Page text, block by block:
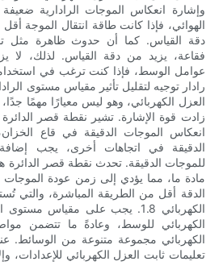
وإشارة انعكاس الموجات الرادارية
دقة القياس. كما أن حدوث ظاهرة مثل
فقاعة، يزيد من دقة القياس. لذلك، لا
عوامل الوسط، فإذا كنت ترغب في استخدامه
رادار توجيه لتقليل تأثير مقياس مستوى
العزل الكهربائي، وهو ليس معيارًا مهمًا جدًا،
زادت قوة الإشارة. تشير نقطة قصر
انعكاس الموجات الدقيقة في قاع
الدقيقة في اتجاهات أخرى، يجب
للموجات الدقيقة. تحدث نقطة قصر الدائرة
مادة ما، مما يؤدي إلى زمن عودة الموجات
الدقة أقل من الطريقة المباشرة، والتي
الكهربائي 1.8. يجب على مقياس
الكهربائي للوسط، وعادةً ما تتضمن
الكهربائي مجموعة متنوعة من الوسائط.
تعليمات ثابت العزل الكهربائي للإعدادات،